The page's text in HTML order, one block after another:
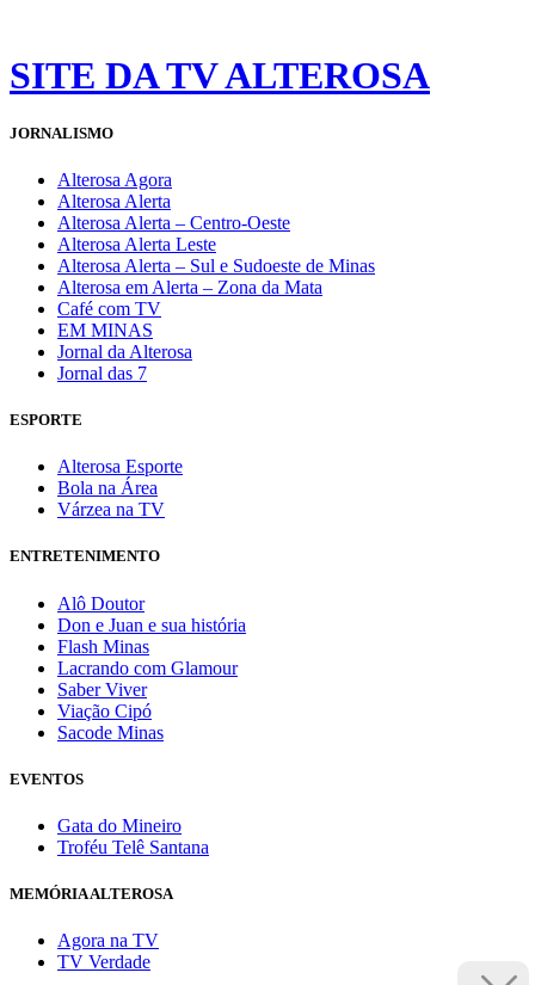
SITE DA TV ALTEROSA
JORNALISMO
Alterosa Agora
Alterosa Alerta
Alterosa Alerta – Centro-Oeste
Alterosa Alerta Leste
Alterosa Alerta – Sul e Sudoeste de Minas
Alterosa em Alerta – Zona da Mata
Café com TV
EM MINAS
Jornal da Alterosa
Jornal das 7
ESPORTE
Alterosa Esporte
Bola na Área
Várzea na TV
ENTRETENIMENTO
Alô Doutor
Don e Juan e sua história
Flash Minas
Lacrando com Glamour
Saber Viver
Viação Cipó
Sacode Minas
EVENTOS
Gata do Mineiro
Troféu Telê Santana
MEMÓRIA ALTEROSA
Agora na TV
TV Verdade